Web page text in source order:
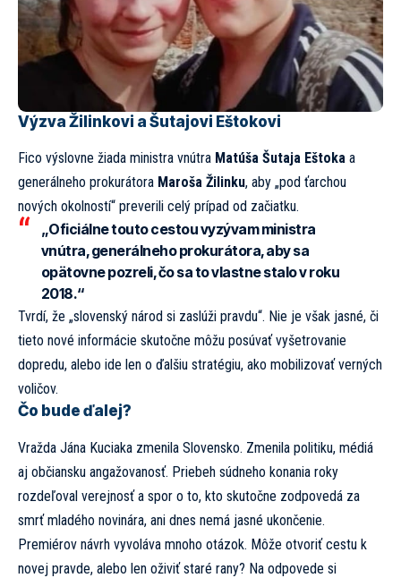
Výzva Žilinkovi a Šutajovi Eštokovi
Fico výslovne žiada ministra vnútra Matúša Šutaja Eštoka a
generálneho prokurátora Maroša Žilinku, aby „pod ťarchou
nových okolností“ preverili celý prípad od začiatku.
„Oficiálne touto cestou vyzývam ministra
vnútra, generálneho prokurátora, aby sa
opätovne pozreli, čo sa to vlastne stalo v roku
2018.“
Tvrdí, že „slovenský národ si zaslúži pravdu“. Nie je však jasné, či
tieto nové informácie skutočne môžu posúvať vyšetrovanie
dopredu, alebo ide len o ďalšiu stratégiu, ako mobilizovať verných
voličov.
Čo bude ďalej?
Vražda Jána Kuciaka zmenila Slovensko. Zmenila politiku, médiá
aj občiansku angažovanosť. Priebeh súdneho konania roky
rozdeľoval verejnosť a spor o to, kto skutočne zodpovedá za
smrť mladého novinára, ani dnes nemá jasné ukončenie.
Premiérov návrh vyvoláva mnoho otázok. Môže otvoriť cestu k
novej pravde, alebo len oživiť staré rany? Na odpovede si